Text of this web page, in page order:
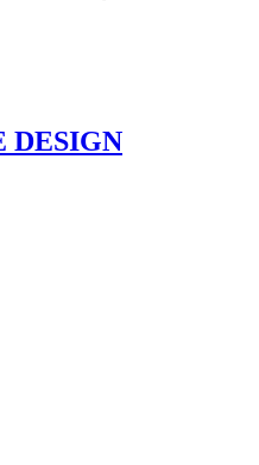
DESIGN